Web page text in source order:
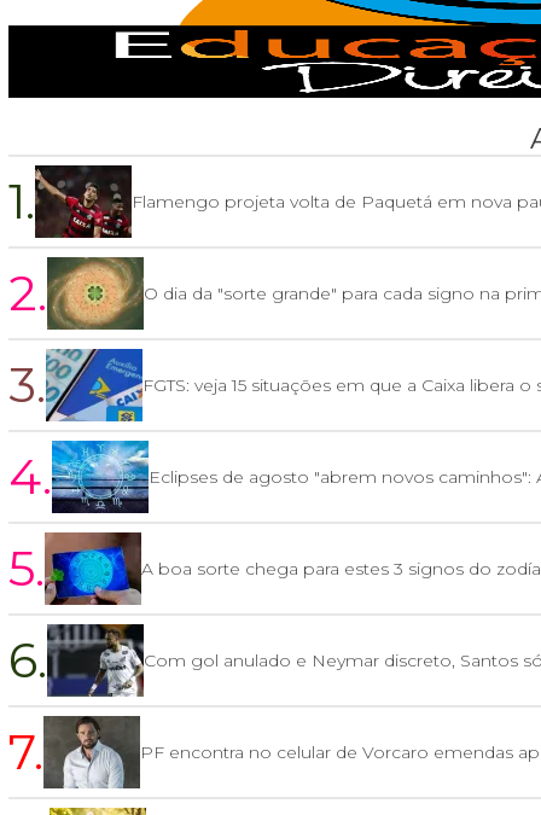
1. Flamengo projeta volta de Paquetá em nova
2. O dia da "sorte grande" para cada signo na
3. FGTS: veja 15 situações em que a Caixa libera
4. Eclipses de agosto "abrem novos caminhos":
5. A boa sorte chega para estes 3 signos do
6. Com gol anulado e Neymar discreto, Santos
7. PF encontra no celular de Vorcaro emendas